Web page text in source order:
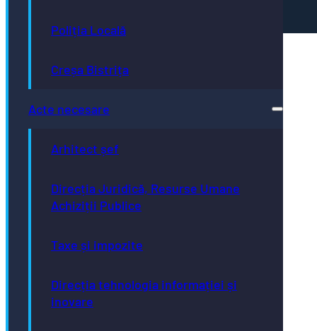
Poliția Locală
Creșa Bistrița
Acte necesare
Arhitect șef
Direcția Juridică, Resurse Umane
Achiziții Publice
Taxe și impozite
Direcția tehnologia informației și
inovare